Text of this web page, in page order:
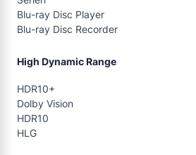
Blu-ray Disc Player
Blu-ray Disc Recorder
High Dynamic Range
HDR10+
Dolby Vision
HDR10
HLG